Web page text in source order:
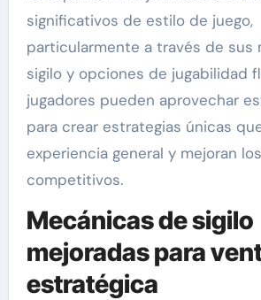
significativos de estilo de juego,
particularmente a través de sus
sigilo y opciones de jugabilidad
jugadores pueden aprovechar
para crear estrategias únicas
experiencia general y mejoran
competitivos.
Mecánicas de sigilo
mejoradas para
estratégica